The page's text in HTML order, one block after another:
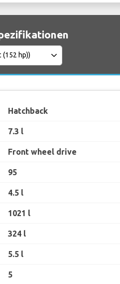
Hatchback
7.3 l
Front wheel drive
95
4.5 l
1021 l
324 l
5.5 l
5